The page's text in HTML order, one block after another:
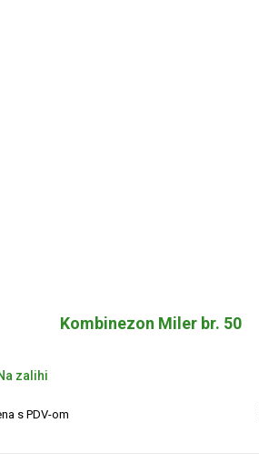
Kombinezon Miler br. 50
zalihi
s PDV-om